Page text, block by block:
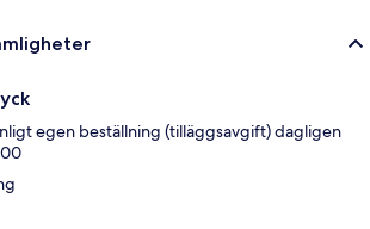
egen beställning (tilläggsavgift) dagligen